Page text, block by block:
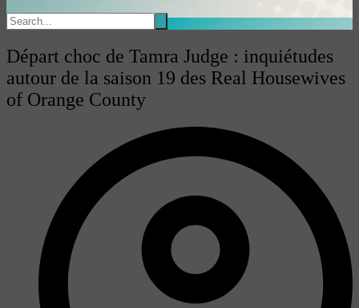
Départ choc de Tamra Judge : inquiétudes
autour de la saison 19 des Real Housewives
of Orange County